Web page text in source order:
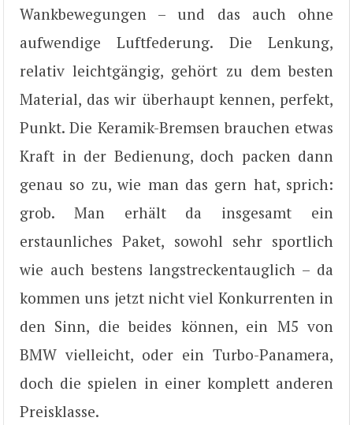
Wankbewegungen – und das auch ohne
aufwendige Luftfederung. Die Lenkung,
relativ leichtgängig, gehört zu dem besten
Material, das wir überhaupt kennen, perfekt,
Punkt. Die Keramik-Bremsen brauchen etwas
Kraft in der Bedienung, doch packen dann
genau so zu, wie man das gern hat, sprich:
grob. Man erhält da insgesamt ein
erstaunliches Paket, sowohl sehr sportlich
wie auch bestens langstreckentauglich – da
kommen uns jetzt nicht viel Konkurrenten in
den Sinn, die beides können, ein M5 von
BMW vielleicht, oder ein Turbo-Panamera,
doch die spielen in einer komplett anderen
Preisklasse.